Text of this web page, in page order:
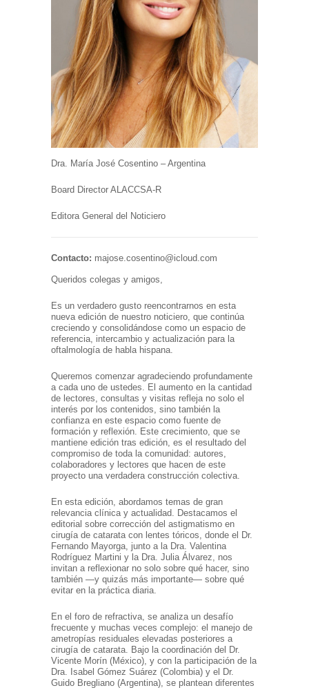
Dra. María José Cosentino – Argentina
Board Director ALACCSA-R
Editora General del Noticiero
Contacto: majose.cosentino@icloud.com
Queridos colegas y amigos,
Es un verdadero gusto reencontrarnos en esta
nueva edición de nuestro noticiero, que continúa
creciendo y consolidándose como un espacio de
referencia, intercambio y actualización para la
oftalmología de habla hispana.
Queremos comenzar agradeciendo profundamente
a cada uno de ustedes. El aumento en la cantidad
de lectores, consultas y visitas refleja no solo el
interés por los contenidos, sino también la
confianza en este espacio como fuente de
formación y reflexión. Este crecimiento, que se
mantiene edición tras edición, es el resultado del
compromiso de toda la comunidad: autores,
colaboradores y lectores que hacen de este
proyecto una verdadera construcción colectiva.
En esta edición, abordamos temas de gran
relevancia clínica y actualidad. Destacamos el
editorial sobre corrección del astigmatismo en
cirugía de catarata con lentes tóricos, donde el Dr.
Fernando Mayorga, junto a la Dra. Valentina
Rodríguez Martini y la Dra. Julia Álvarez, nos
invitan a reflexionar no solo sobre qué hacer, sino
también —y quizás más importante— sobre qué
evitar en la práctica diaria.
En el foro de refractiva, se analiza un desafío
frecuente y muchas veces complejo: el manejo de
ametropías residuales elevadas posteriores a
cirugía de catarata. Bajo la coordinación del Dr.
Vicente Morín (México), y con la participación de la
Dra. Isabel Gómez Suárez (Colombia) y el Dr.
Guido Bregliano (Argentina), se plantean diferentes